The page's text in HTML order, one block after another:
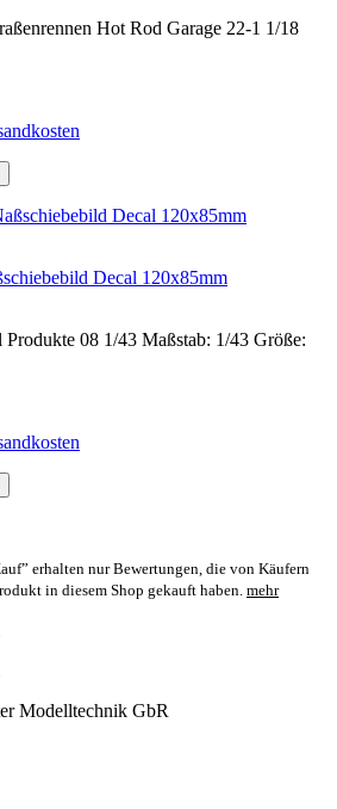
Hot Rod Garage 22-1 1/18
Decal 120x85mm
08 1/43 Maßstab: 1/43 Größe:
erhalten nur Bewertungen, die von Käufern
in diesem Shop gekauft haben. mehr
Modelltechnik GbR